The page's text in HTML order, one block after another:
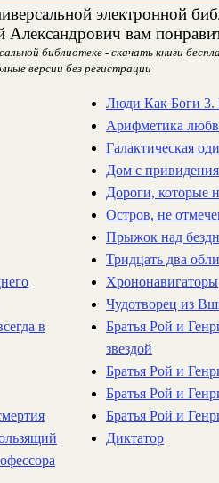
электронной
Александрович вам
библиотеке - скачать книги
версии без регистрации
в
Люди Как Боги 3.
Арифметика
Галактическая
Дом с
Дороги, которые
Остров, не
Прыжок над
Тридцать два
Хрононавигаторы
Чудотворец из
Братья Рой и
звездой
Братья Рой и
Братья Рой и
Братья Рой и
Диктатор